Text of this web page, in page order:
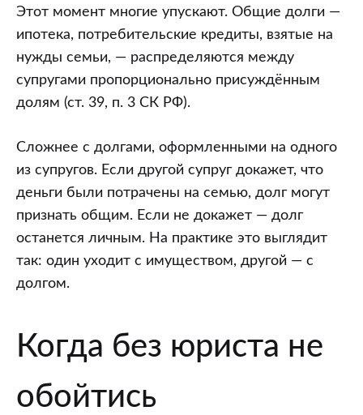
Этот момент многие упускают. Общие долги —
ипотека, потребительские кредиты, взятые на
нужды семьи, — распределяются между
супругами пропорционально присуждённым
долям (ст. 39, п. 3 СК РФ).
Сложнее с долгами, оформленными на одного
из супругов. Если другой супруг докажет, что
деньги были потрачены на семью, долг могут
признать общим. Если не докажет — долг
останется личным. На практике это выглядит
так: один уходит с имуществом, другой — с
долгом.
Когда без юриста не
обойтись